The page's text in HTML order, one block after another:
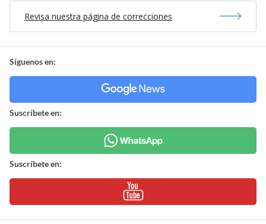
Revisa nuestra página de correcciones
Síguenos en:
Suscríbete en:
Suscríbete en: